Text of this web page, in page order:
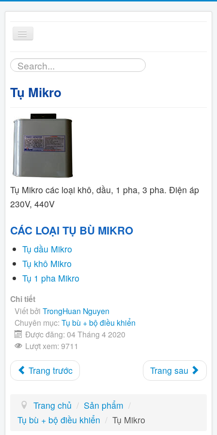
Toggle
Navigation
Trang chủ
Sản phẩm
Bảng giá
Tài liệu
Hỗ trợ kỹ thuật
Liên hệ
Tìm
kiếm...
Tụ Mikro
Tụ Mikro các loại khô, dầu, 1 pha, 3 pha. Điện áp
230V, 440V
CÁC LOẠI TỤ BÙ MIKRO
Tụ dầu Mikro
Tụ khô Mikro
Tụ 1 pha Mikro
Chi tiết
Viết bởi TrongHuan Nguyen
Chuyên mục: Tụ bù + bộ điều khiển
Được đăng: 04 Tháng 4 2020
Lượt xem: 9711
Trang trước Trang sau
Trang chủ / Sản phẩm /
Tụ bù + bộ điều khiển / Tụ Mikro